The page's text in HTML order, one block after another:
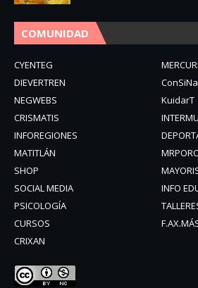
COMUNIDAD
CYENTEG
DIEVERTREN
NEGWEBS
KuidarT
CRISMATIS
INFOREGIONES
MATITLÁN
SHOP
SOCIAL MEDIA
INFO
PSICOLOGÍA
CURSOS
CRIXAN